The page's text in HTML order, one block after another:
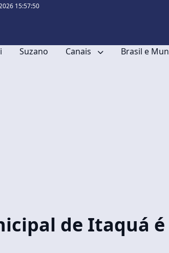
15:57:51
Suzano Canais Brasil e
de Itaquá é